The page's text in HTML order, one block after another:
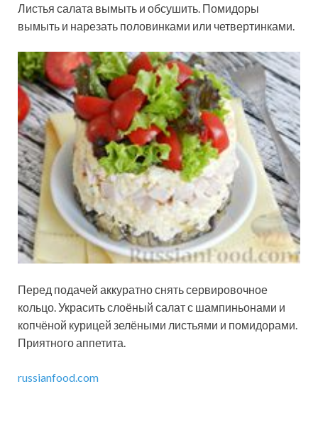
Листья салата вымыть и обсушить. Помидоры
вымыть и нарезать половинками или четвертинками.
Перед подачей аккуратно снять сервировочное
кольцо. Украсить слоёный салат с шампиньонами и
копчёной курицей зелёными листьями и помидорами.
Приятного аппетита.
russianfood.com